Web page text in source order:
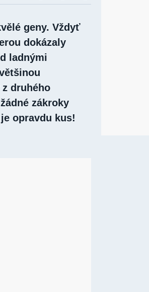
geny. Vždyť
dokázaly
ladnými
druhého
zákroky
opravdu kus!